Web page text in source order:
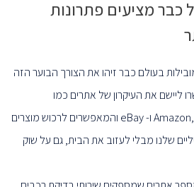
כבר מציעים פתרונות
בעולם כבר זיהו את הצורך הבוער הזה
ליישם את העיקרון של אתרים כמו
Amazon, Facebook market place ו- eBay והמאפשרים לרכוש מוצרים
שלנו מבלי לעזוב את הבית, גם על שוק